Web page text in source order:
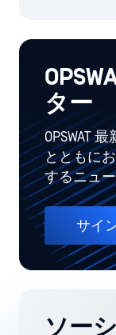
ター
OPSWAT
とともに
するニュ
サイ
ソー